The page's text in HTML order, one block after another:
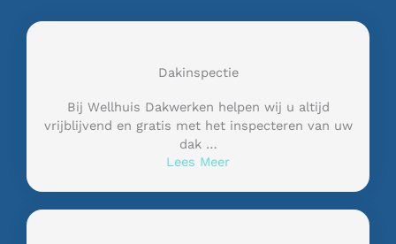
Dakinspectie
Bij Wellhuis Dakwerken helpen wij u altijd
vrijblijvend en gratis met het inspecteren van uw
dak …
Lees Meer